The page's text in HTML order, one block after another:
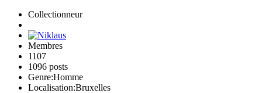
Collectionneur
Membres
1107
1096 posts
Genre:Homme
Localisation:Bruxelles